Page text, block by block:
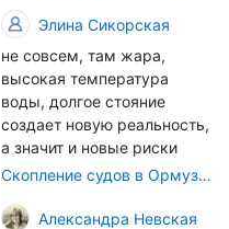
Элина Сикорская
не совсем, там жара,
высокая температура
воды, долгое стояние
создает новую реальность,
а значит и новые риски
Скопление судов в Ормузском проливе грозит катастрофическим распространением инвазивных видов
Александра Невская